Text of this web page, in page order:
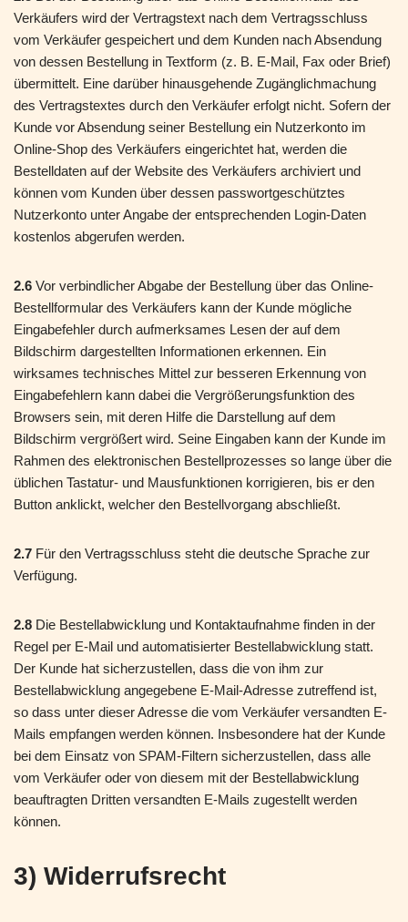
Verkäufers wird der Vertragstext nach dem Vertragsschluss
vom Verkäufer gespeichert und dem Kunden nach Absendung
von dessen Bestellung in Textform (z. B. E-Mail, Fax oder Brief)
übermittelt. Eine darüber hinausgehende Zugänglichmachung
des Vertragstextes durch den Verkäufer erfolgt nicht. Sofern der
Kunde vor Absendung seiner Bestellung ein Nutzerkonto im
Online-Shop des Verkäufers eingerichtet hat, werden die
Bestelldaten auf der Website des Verkäufers archiviert und
können vom Kunden über dessen passwortgeschütztes
Nutzerkonto unter Angabe der entsprechenden Login-Daten
kostenlos abgerufen werden.
2.6 Vor verbindlicher Abgabe der Bestellung über das Online-
Bestellformular des Verkäufers kann der Kunde mögliche
Eingabefehler durch aufmerksames Lesen der auf dem
Bildschirm dargestellten Informationen erkennen. Ein
wirksames technisches Mittel zur besseren Erkennung von
Eingabefehlern kann dabei die Vergrößerungsfunktion des
Browsers sein, mit deren Hilfe die Darstellung auf dem
Bildschirm vergrößert wird. Seine Eingaben kann der Kunde im
Rahmen des elektronischen Bestellprozesses so lange über die
üblichen Tastatur- und Mausfunktionen korrigieren, bis er den
Button anklickt, welcher den Bestellvorgang abschließt.
2.7 Für den Vertragsschluss steht die deutsche Sprache zur
Verfügung.
2.8 Die Bestellabwicklung und Kontaktaufnahme finden in der
Regel per E-Mail und automatisierter Bestellabwicklung statt.
Der Kunde hat sicherzustellen, dass die von ihm zur
Bestellabwicklung angegebene E-Mail-Adresse zutreffend ist,
so dass unter dieser Adresse die vom Verkäufer versandten E-
Mails empfangen werden können. Insbesondere hat der Kunde
bei dem Einsatz von SPAM-Filtern sicherzustellen, dass alle
vom Verkäufer oder von diesem mit der Bestellabwicklung
beauftragten Dritten versandten E-Mails zugestellt werden
können.
3) Widerrufsrecht